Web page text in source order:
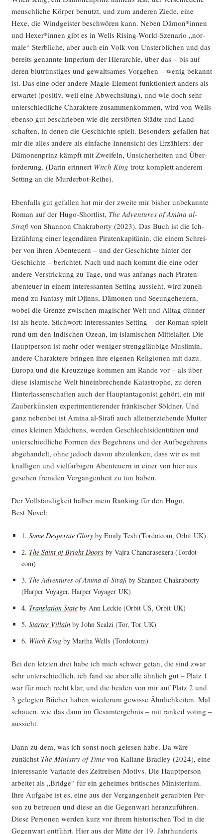
mensch­li­che Kör­per benutzt, und zum ande­ren Zie­de, eine
Hexe, die Wind­geis­ter beschwö­ren kann. Neben Dämon*innen
und Hexer*innen gibt es in Wells Rising-World-Sze­na­rio „nor­
ma­le“ Sterb­li­che, aber auch ein Volk von Unsterb­li­chen und das
bereits genann­te Impe­ri­um der Hier­ar­chie, über das – bis auf
deren blut­rüns­ti­ges und gewalt­sa­mes Vor­ge­hen – wenig bekannt
ist. Das eine oder ande­re Magie-Ele­ment funk­tio­niert anders als
erwar­tet (posi­tiv, weil eine Abwechs­lung), und wie doch sehr
unter­schied­li­che Cha­rak­te­re zusam­men­kom­men, wird von Wells
eben­so gut beschrie­ben wie die zer­stör­ten Städ­te und Land­
schaf­ten, in denen die Geschich­te spielt. Beson­ders gefal­len hat
mir die alles ande­re als ein­fa­che Innen­sicht des Erzäh­lers: der
Dämo­nen­prinz kämpft mit Zwei­feln, Unsi­cher­hei­ten und Über­
for­de­rung. (Dar­in erin­nert Witch King trotz kom­plett ande­rem
Set­ting an die Murderbot-Reihe).
Eben­falls gut gefal­len hat mir der zwei­te mir bis­her unbe­kann­te
Roman auf der Hugo-Short­list, The Adven­tures of Ami­na al-
Sira­fi von Shan­non Chakra­bor­ty (2023). Das Buch ist die Ich-
Erzäh­lung einer legen­dä­ren Pira­ten­ka­pi­tä­nin, die einem Schrei­
ber von ihren Aben­teu­ern – und der Geschich­te hin­ter der
Geschich­te – berich­tet. Nach und nach kommt die eine oder
ande­re Ver­stri­ckung zu Tage, und was anfangs nach Pira­ten­
aben­teu­er in einem inter­es­san­ten Set­ting aus­sieht, wird zuneh­
mend zu Fan­ta­sy mit Djinns, Dämo­nen und See­unge­heu­ern,
wobei die Gren­ze zwi­schen magi­scher Welt und All­tag dün­ner
ist als heu­te. Stich­wort: inter­es­san­tes Set­ting – der Roman spielt
rund um den Indi­schen Oze­an, im isla­mi­schen Mit­tel­al­ter. Die
Haupt­per­son ist mehr oder weni­ger streng­gläu­bi­ge Mus­li­min,
ande­re Cha­rak­te­re brin­gen ihre eige­nen Reli­gio­nen mit dazu.
Euro­pa und die Kreuz­zü­ge kom­men am Ran­de vor – als über
die­se isla­mi­sche Welt hin­ein­bre­chen­de Kata­stro­phe, zu deren
Hin­ter­las­sen­schaf­ten auch der Haupt­ant­ago­nist gehört, ein mit
Zau­ber­küns­ten expe­ri­men­tie­ren­der frän­ki­scher Söld­ner. Und
ganz neben­bei ist Ami­na al-Sira­fi auch allein­er­zie­hen­de Mut­ter
eines klei­nen Mäd­chens, wer­den Geschlechts­iden­ti­tä­ten und
unter­schied­li­che For­men des Begeh­rens und der Auf­be­geh­rens
abge­han­delt, ohne jedoch davon abzu­len­ken, dass wir es mit
knal­li­gen und viel­far­bi­gen Aben­teu­ern in einer von hier aus
gese­hen frem­den Ver­gan­gen­heit zu tun haben.
Der Voll­stän­dig­keit hal­ber mein Ran­king für den Hugo,
Best Novel:
1. Some Despe­ra­te Glo­ryby Emi­ly Tesh (Tordot­com, Orbit UK)
2. The Saint of Bright Doorsby Vajra Chandra­se­kera (Tordot­
com)
3. The Adven­tures of Ami­na al-Sira­fiby Shan­non Chakra­bor­ty
(Har­per Voy­a­ger, Har­per Voy­a­ger UK)
4. Trans­la­ti­on Sta­teby Ann Leckie (Orbit US, Orbit UK)
5. Star­ter Vil­lainby John Scal­zi (Tor, Tor UK)
6. Witch Kingby Mar­tha Wells (Tordot­com)
Bei den letz­ten drei habe ich mich schwer getan, die sind zwar
sehr unter­schied­lich, ich fand sie aber alle ähn­lich gut – Platz 1
war für mich recht klar, und die bei­den von mir auf Platz 2 und
3 geleg­ten Bücher haben wie­der­um gewis­se Ähn­lich­kei­ten. Mal
schau­en, wie das dann im Gesamt­ergeb­nis – mit ran­ked voting –
aussieht.
Dann zu dem, was ich sonst noch gele­sen habe. Da wäre
zunächst The Minis­try of Time von Kalia­ne Brad­ley (2024), eine
inter­es­san­te Vari­an­te des Zeit­rei­sen-Motivs. Die Haupt­per­son
arbei­tet als „Bridge“ für ein gehei­mes bri­ti­sches Minis­te­ri­um.
Ihre Auf­ga­be ist es, eine aus der Ver­gan­gen­heit geraub­ten Per­
son zu betreu­en und die­se an die Gegen­wart her­an­zu­füh­ren.
Die­se Per­so­nen wer­den kurz vor ihrem his­to­ri­schen Tod in die
Gegen­wart ent­führt. Hier aus der Mit­te der 19. Jahr­hun­derts